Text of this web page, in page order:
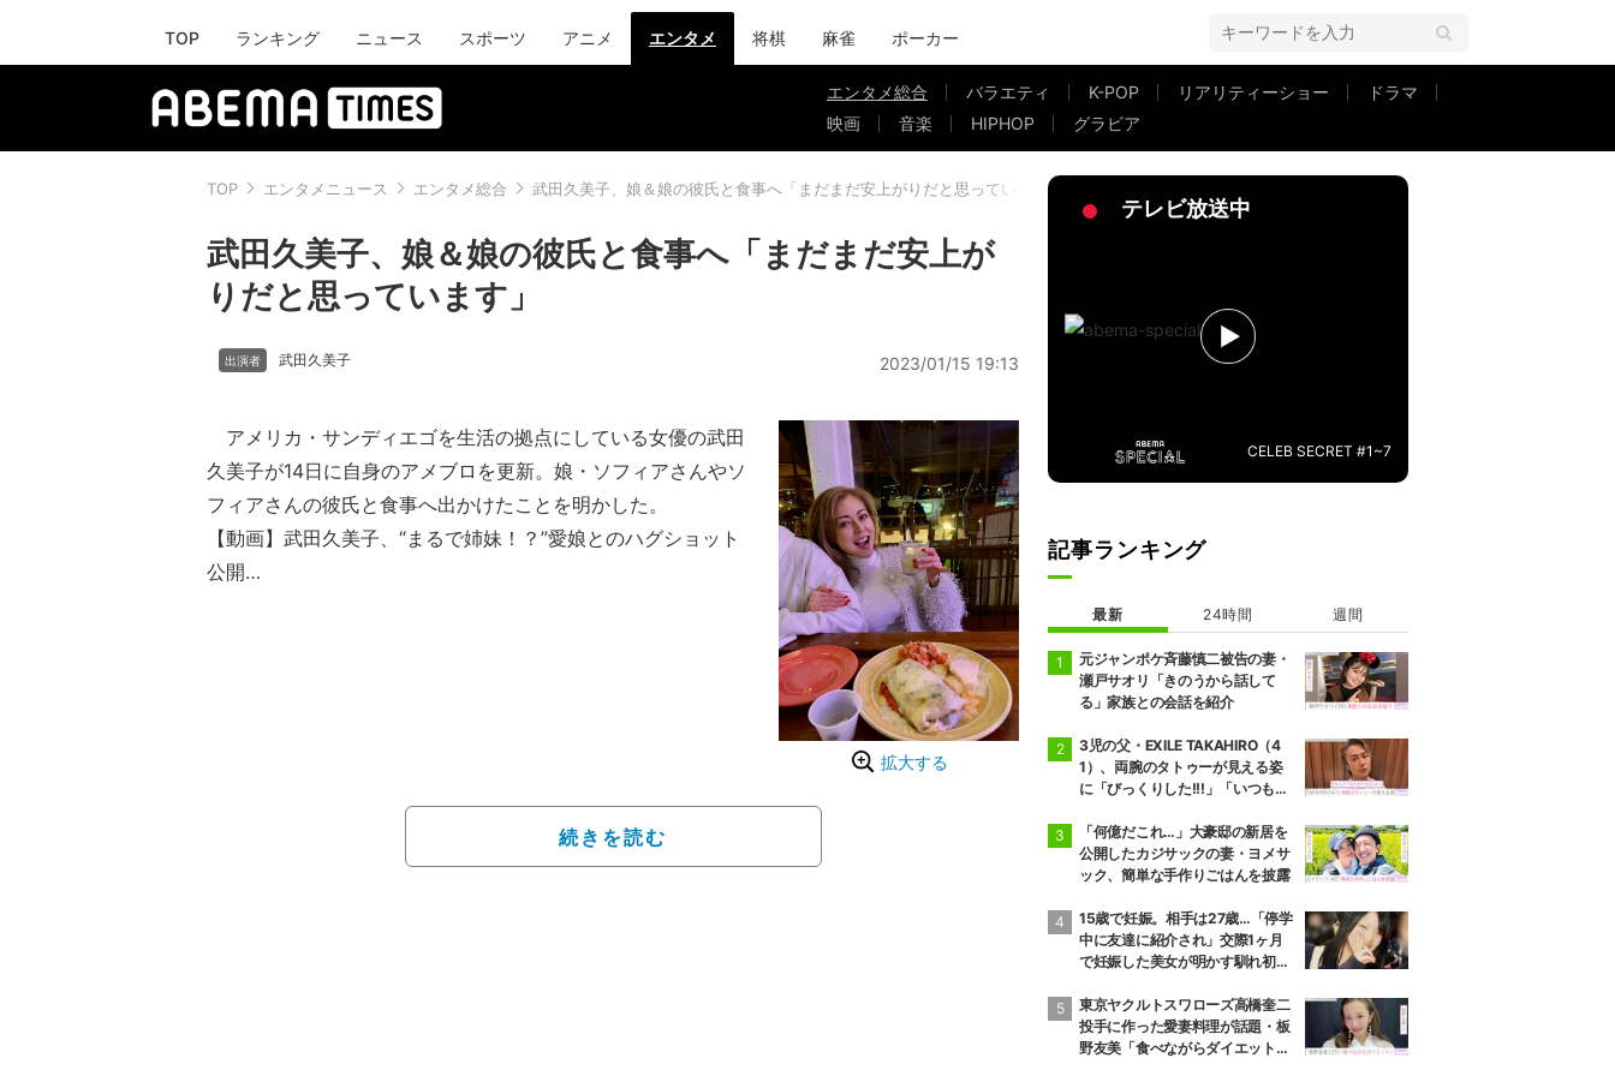
TOP ランキング ニュース スポーツ アニメ エンタメ 将棋 麻雀 ポーカー
エンタメ総合 バラエティ K-POP リアリティーショー
ドラマ
映画
音楽 HIPHOP グラビア
TOP エンタメニュース エンタメ総合 武田久美子、娘＆娘の彼氏と食事へ「まだまだ安上がりだと思っています」
武田久美子、娘＆娘の彼氏と食事へ「まだまだ安上が
りだと思っています」
武田久美子 2023/01/15 19:13
拡大する
アメリカ・サンディエゴを生活の拠点にしている女優の武田
久美子が14日に自身のアメブロを更新。娘・ソフィアさんやソ
フィアさんの彼氏と食事へ出かけたことを明かした。
【動画】武田久美子、“まるで姉妹！？”愛娘とのハグショット
公開
料理の写真を公開し「こちらアメリカはお酒は21才からなの
で、20歳のうちはまだまだ安上がりだと思っています」とつづ
り、ブログを締めくくった。
続きを読む
テレビ放送中
CELEB SECRET #1~7
記事ランキング
最新 24時間 週間
元ジャンポケ斉藤慎二被告の妻・
瀬戸サオリ「きのうから話して
る」家族との会話を紹介
3児の父・EXILE TAKAHIRO（4
1）、両腕のタトゥーが見える姿
に「びっくりした!!!」「いつもと
の反響
「何億だこれ…」大豪邸の新居を
公開したカジサックの妻・ヨメサ
ック、簡単な手作りごはんを披露
15歳で妊娠。相手は27歳…「停学
中に友達に紹介され」交際1ヶ月
で妊娠した美女が明かす馴れ初め
絶句
東京ヤクルトスワローズ高橋奎二
投手に作った愛妻料理が話題・板
野友美「食べながらダイエット」